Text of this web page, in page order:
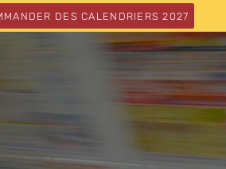
DES CALENDRIERS 2027